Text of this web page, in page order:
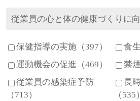
従業員の心と体の健康づくりに
保健指導の実施（397）
食
運動機会の促進（469）
禁
従業員の感染症予防
（713）
長
（535）